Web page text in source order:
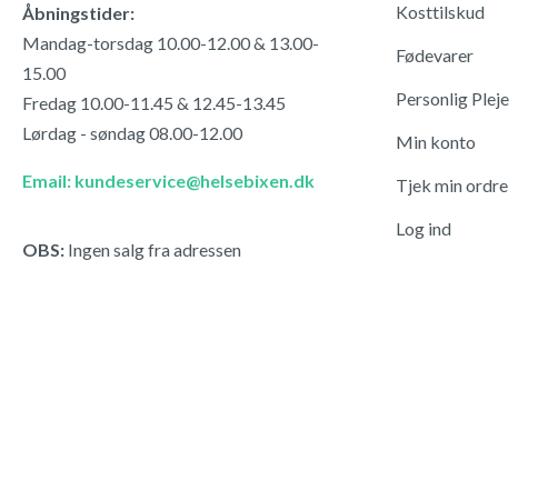
Åbningstider:
Mandag-torsdag 10.00-12.00 & 13.00-
15.00
Fredag 10.00-11.45 & 12.45-13.45
Lørdag - søndag 08.00-12.00
Email: kundeservice@helsebixen.dk
OBS: Ingen salg fra adressen
Kosttilskud
Fødevarer
Personlig Pleje
Min konto
Tjek min ordre
Log ind